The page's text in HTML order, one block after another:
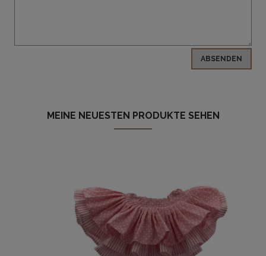
ABSENDEN
MEINE NEUESTEN PRODUKTE SEHEN